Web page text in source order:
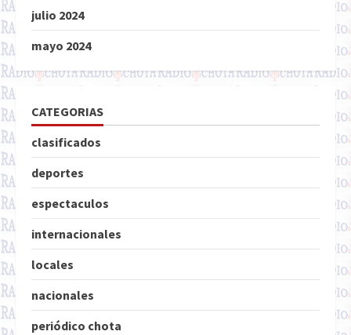
julio 2024
mayo 2024
CATEGORIAS
clasificados
deportes
espectaculos
internacionales
locales
nacionales
periódico chota